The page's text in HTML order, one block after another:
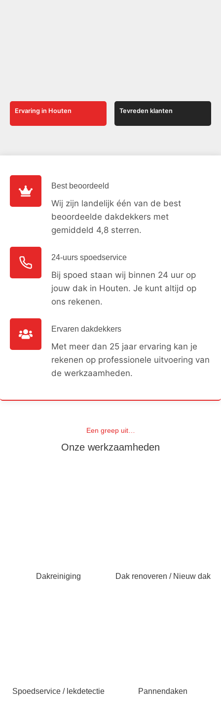
Ervaring in Houten Tevreden klanten
Best beoordeeld
Wij zijn landelijk één van de best
beoordeelde dakdekkers met
gemiddeld 4,8 sterren.
24-uurs spoedservice
Bij spoed staan wij binnen 24 uur op
jouw dak in Houten. Je kunt altijd op
ons rekenen.
Ervaren dakdekkers
Met meer dan 25 jaar ervaring kan je
rekenen op professionele uitvoering van
de werkzaamheden.
Een greep uit…
Onze werkzaamheden
Dakreiniging Dak renoveren / Nieuw dak
Spoedservice / lekdetectie Pannendaken